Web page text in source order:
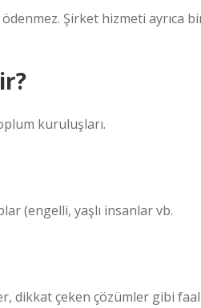
Şirket hizmeti ayrıca
kuruluşları.
(engelli, yaşlı insanlar vb.
dikkat çeken çözümler gibi